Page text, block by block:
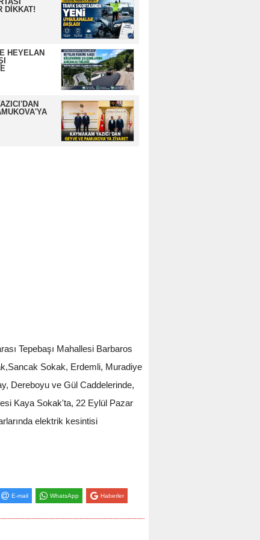
DİKKAT!
HEYELAN
Tepebaşı Mahallesi Barbaros
Sokak, Erdemli, Muradiye
Dereboyu ve Gül Caddelerinde,
Kaya Sokak'ta, 22 Eylül Pazar
elektrik kesintisi
E-mail WhatsApp Haberler